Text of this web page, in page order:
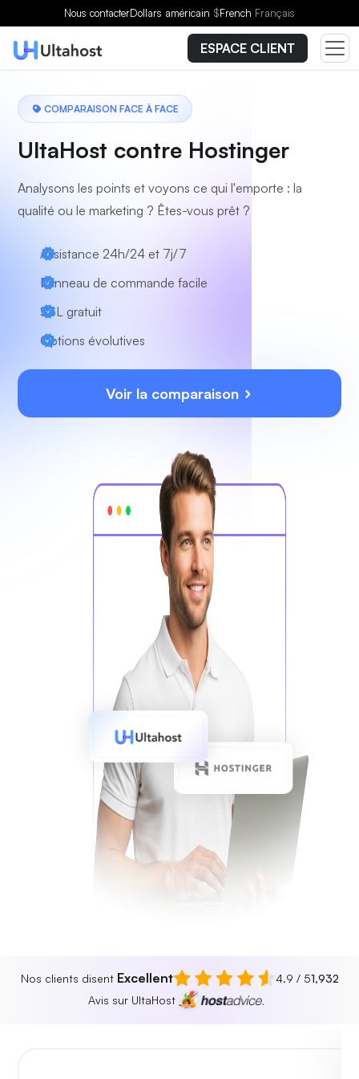
Nous contacterDollars américain $French Français
ESPACE CLIENT
COMPARAISON FACE À FACE
UltaHost contre Hostinger
Analysons les points et voyons ce qui l'emporte : la
qualité ou le marketing ? Êtes-vous prêt ?
Assistance 24h/24 et 7j/7
Panneau de commande facile
SSL gratuit
Options évolutives
Voir la comparaison
Nos clients disent Excellent 4.9 / 51,932
Avis sur UltaHost